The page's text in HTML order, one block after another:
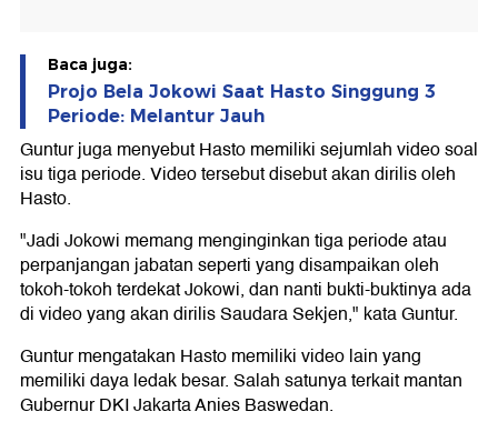
Baca juga:
Projo Bela Jokowi Saat Hasto Singgung 3
Periode: Melantur Jauh
Guntur juga menyebut Hasto memiliki sejumlah video soal
isu tiga periode. Video tersebut disebut akan dirilis oleh
Hasto.
"Jadi Jokowi memang menginginkan tiga periode atau
perpanjangan jabatan seperti yang disampaikan oleh
tokoh-tokoh terdekat Jokowi, dan nanti bukti-buktinya ada
di video yang akan dirilis Saudara Sekjen," kata Guntur.
Guntur mengatakan Hasto memiliki video lain yang
memiliki daya ledak besar. Salah satunya terkait mantan
Gubernur DKI Jakarta Anies Baswedan.